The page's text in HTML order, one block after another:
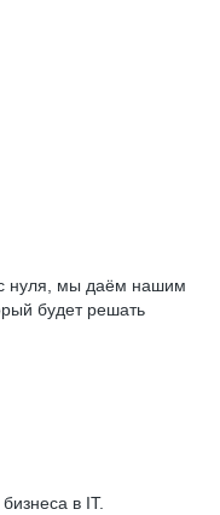
нуля, мы даём нашим
будет решать
в IT.